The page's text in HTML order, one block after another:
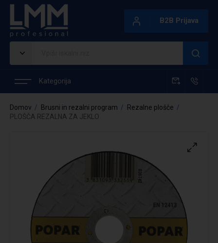
B2B Prijava
Kategorija
Domov Brusni in rezalni program
Rezalne plošče
PLOŠČA REZALNA ZA JEKLO